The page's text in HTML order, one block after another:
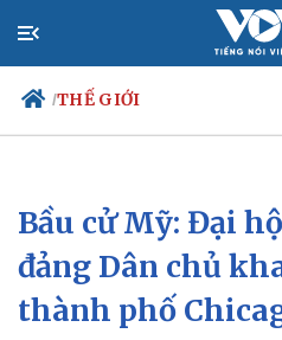
/THẾ GIỚI
Chính trị
Đảng
Tổ chức nhân sự
Quốc hội
Nhận diện sự thật
Bầu cử Mỹ: Đại
đảng Dân chủ
thành phố